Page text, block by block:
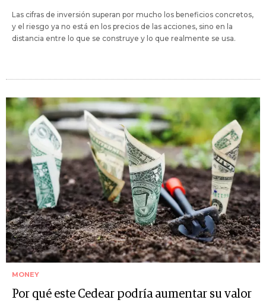
Las cifras de inversión superan por mucho los beneficios concretos,
y el riesgo ya no está en los precios de las acciones, sino en la
distancia entre lo que se construye y lo que realmente se usa.
MONEY
Por qué este Cedear podría aumentar su valor